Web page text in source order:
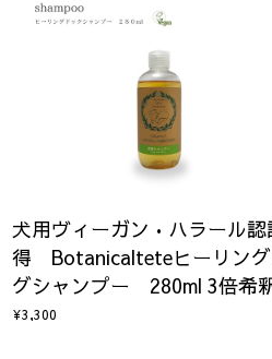
犬用ヴィーガン•ハラール認
得 Botanicalteteヒーリング
グシャンプー 280ml 3倍希
¥3,300